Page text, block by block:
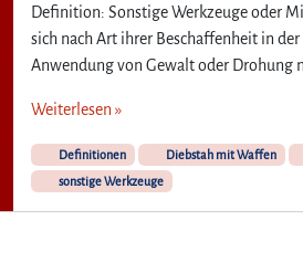
Definition: Sonstige Werkzeuge oder
sich nach Art ihrer Beschaffenheit in
Anwendung von Gewalt oder Drohung
Weiterlesen »
Definitionen Diebstah mit Waffen
sonstige Werkzeuge